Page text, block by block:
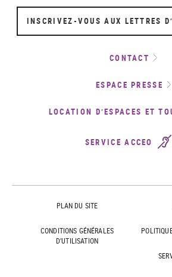
INSCRIVEZ-VOUS AUX LETTRES
CONTACT
ESPACE PRESSE
LOCATION D’ESPACES ET
SERVICE ACCEO
PLAN DU SITE
CONDITIONS GÉNÉRALES
D'UTILISATION